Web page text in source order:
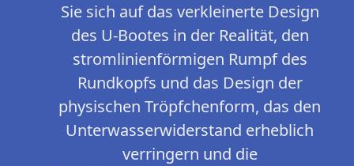
Sie sich auf das verkleinerte Design
des U-Bootes in der Realität, den
stromlinienförmigen Rumpf des
Rundkopfs und das Design der
physischen Tröpfchenform, das den
Unterwasserwiderstand erheblich
verringern und die